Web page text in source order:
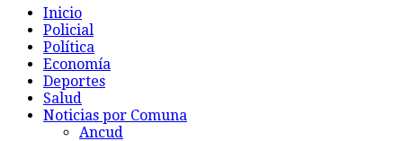
Inicio
Policial
Política
Economía
Deportes
Salud
Noticias por Comuna
Ancud